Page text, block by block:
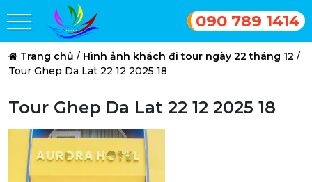
090 789 1414
Trang chủ / Hình ảnh khách đi tour ngày 22 tháng 12 /
Tour Ghep Da Lat 22 12 2025 18
Tour Ghep Da Lat 22 12 2025 18